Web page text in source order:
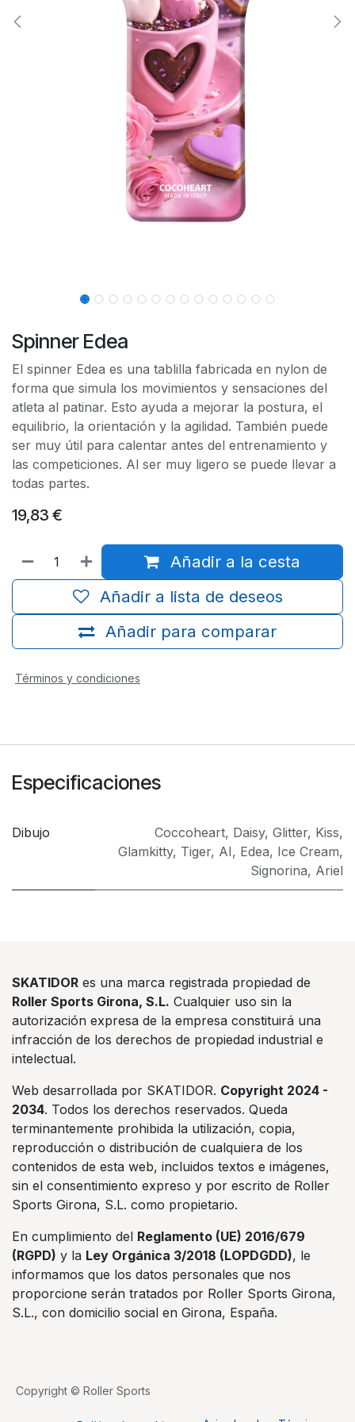
Spinner Edea
El spinner Edea es una tablilla fabricada en nylon de
forma que simula los movimientos y sensaciones del
atleta al patinar. Esto ayuda a mejorar la postura, el
equilibrio, la orientación y la agilidad. También puede
ser muy útil para calentar antes del entrenamiento y
las competiciones. Al ser muy ligero se puede llevar a
todas partes.
19,83 €
Añadir a la cesta
Añadir para comparar
Añadir a lista de deseos
Términos y condiciones
Especificaciones
Dibujo Coccoheart, Daisy, Glitter, Kiss,
Glamkitty, Tiger, AI, Edea, Ice Cream,
Signorina, Ariel
SKATIDOR es una marca registrada propiedad de
Roller Sports Girona, S.L. Cualquier uso sin la
autorización expresa de la empresa constituirá una
infracción de los derechos de propiedad industrial e
intelectual.
Web desarrollada por SKATIDOR. Copyright 2024 -
2034. Todos los derechos reservados. Queda
terminantemente prohibida la utilización, copia,
reproducción o distribución de cualquiera de los
contenidos de esta web, incluidos textos e imágenes,
sin el consentimiento expreso y por escrito de Roller
Sports Girona, S.L. como propietario.
En cumplimiento del Reglamento (UE) 2016/679
(RGPD) y la Ley Orgánica 3/2018 (LOPDGDD), le
informamos que los datos personales que nos
proporcione serán tratados por Roller Sports Girona,
S.L., con domicilio social en Girona, España.
Copyright © Roller Sports